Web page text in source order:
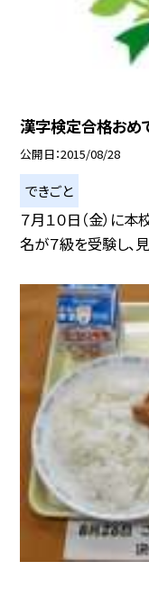
漢字検定合格おめ
公開日 2015/08/28
できごと
７月１０日（金）に
名が７級を受験し、